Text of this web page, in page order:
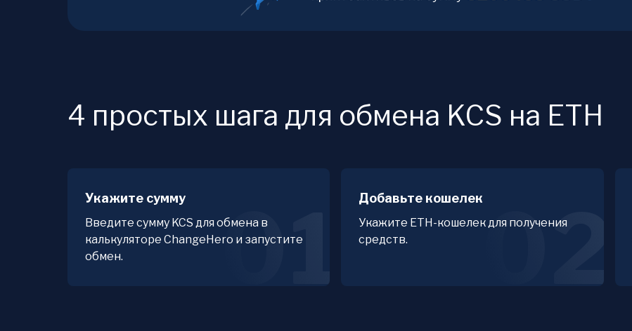
4 простых шага для обмена KCS на ETH
Укажите сумму
Введите сумму KCS для обмена в
калькуляторе ChangeHero и запустите
обмен.
01 Добавьте кошелек
Укажите ETH-кошелек для получения
средств.
02